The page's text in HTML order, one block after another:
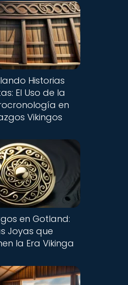
Historias
El Uso de la
en
Vikingos
en Gotland:
Joyas que
la Era Vikinga